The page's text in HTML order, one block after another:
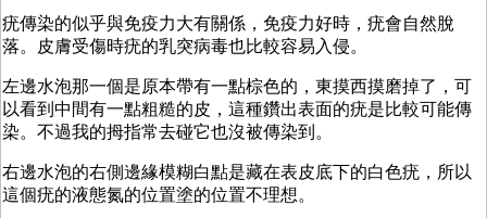
疣傳染的似乎與免疫力大有關係，免疫力好時，疣會自然脫
落。皮膚受傷時疣的乳突病毒也比較容易入侵。
左邊水泡那一個是原本帶有一點棕色的，東摸西摸磨掉了，可
以看到中間有一點粗糙的皮，這種鑽出表面的疣是比較可能傳
染。不過我的拇指常去碰它也沒被傳染到。
右邊水泡的右側邊緣模糊白點是藏在表皮底下的白色疣，所以
這個疣的液態氮的位置塗的位置不理想。